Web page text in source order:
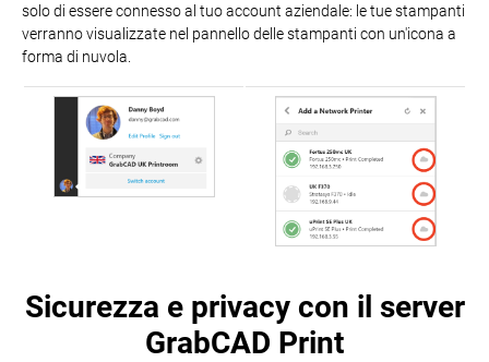
solo di essere connesso al tuo account aziendale: le tue stampanti
verranno visualizzate nel pannello delle stampanti con un'icona a
forma di nuvola.
Sicurezza e privacy con il server
GrabCAD Print